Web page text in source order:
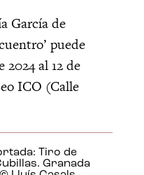
García de
puede
2024 al 12 de
ICO (Calle
Tiro de
Granada